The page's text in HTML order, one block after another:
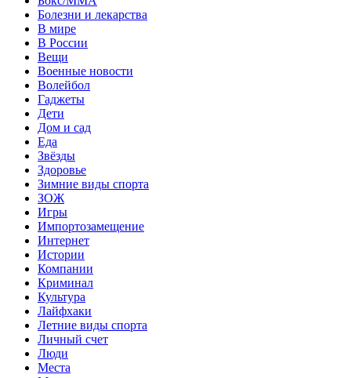
Болезни и лекарства
В мире
В России
Вещи
Военные новости
Волейбол
Гаджеты
Дети
Дом и сад
Еда
Звёзды
Здоровье
Зимние виды спорта
ЗОЖ
Игры
Импортозамещение
Интернет
Истории
Компании
Криминал
Культура
Лайфхаки
Летние виды спорта
Личный счет
Люди
Места